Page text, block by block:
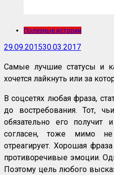
Полезные истории
29.09.201530.03.2017
Самые лучшие статусы и
хочется лайкнуть или за
В соцсетях любая фраза,
до востребования. Тот,
обязательно его получит
согласен, тоже мимо
отреагирует. Хорошая
противоречивые эмоции.
Поэтому цель любого